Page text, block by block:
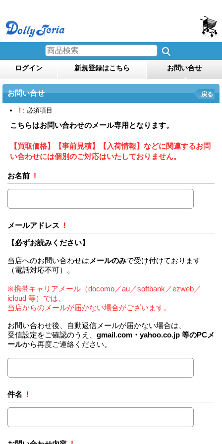
ログイン 新規登録はこちら お問い合せ
お問い合せ 戻る
! : 必須項目
こちらはお問い合わせのメール専用となります。
【買取価格】【事前見積】【入荷情報】などに関連するお問
い合わせには個別のご対応はいたしておりません。
お名前 !
メールアドレス !
【必ずお読みください】
当店へのお問い合わせは メールのみで受け付けております
（電話対応不可）。
※携帯キャリアメール（docomo／au／softbank／ezweb／
icloud 等）では、
当店からのメールが届かない場合がございます。
お問い合わせ後、自動返信メールが届かない場合は、
受信設定をご確認のうえ、 gmail.com・yahoo.co.jp 等のPCメ
ールから再度ご連絡ください。
件名 !